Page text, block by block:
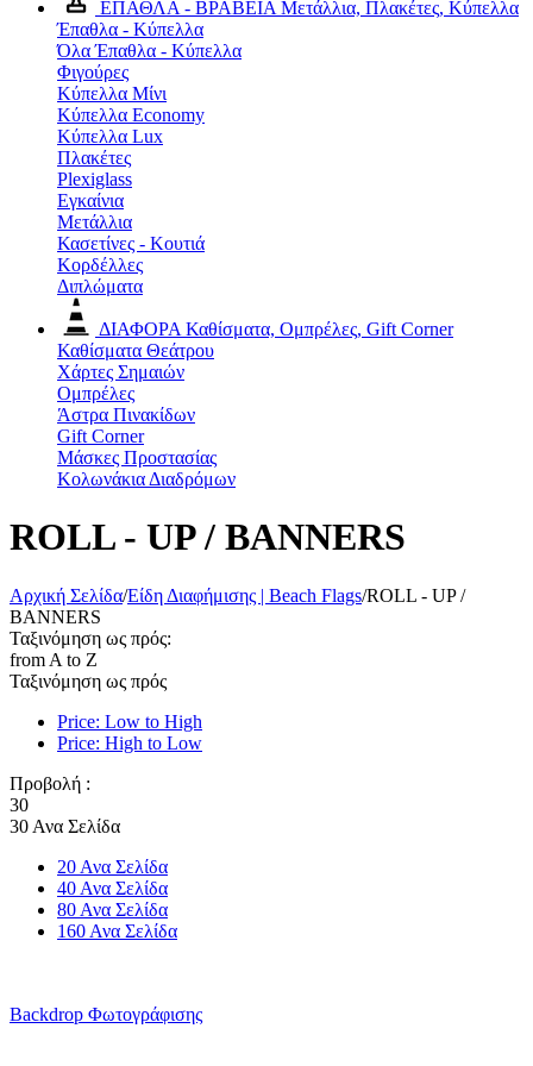
ΕΠΑΘΛΑ - ΒΡΑΒΕΙΑ Μετάλλια, Πλακέτες, Κύπελλα
Έπαθλα - Κύπελλα
Όλα Έπαθλα - Κύπελλα
Φιγούρες
Κύπελλα Μίνι
Κύπελλα Economy
Κύπελλα Lux
Πλακέτες
Plexiglass
Εγκαίνια
Μετάλλια
Κασετίνες - Κουτιά
Κορδέλλες
Διπλώματα
ΔΙΑΦΟΡΑ Καθίσματα, Ομπρέλες, Gift Corner
Καθίσματα Θεάτρου
Χάρτες Σημαιών
Ομπρέλες
Άστρα Πινακίδων
Gift Corner
Μάσκες Προστασίας
Κολωνάκια Διαδρόμων
ROLL - UP / BANNERS
Αρχική Σελίδα/Είδη Διαφήμισης | Beach Flags/ROLL - UP /
BANNERS
Ταξινόμηση ως πρός:
from A to Z
Ταξινόμηση ως πρός
Price: Low to High
Price: High to Low
Προβολή :
30
30 Ανα Σελίδα
20 Ανα Σελίδα
40 Ανα Σελίδα
80 Ανα Σελίδα
160 Ανα Σελίδα
Backdrop Φωτογράφισης